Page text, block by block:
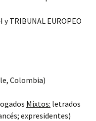
y TRIBUNAL EUROPEO
Colombia)
Mixtos: letrados
expresidentes)